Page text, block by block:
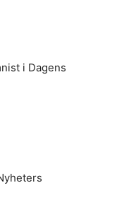
i Dagens